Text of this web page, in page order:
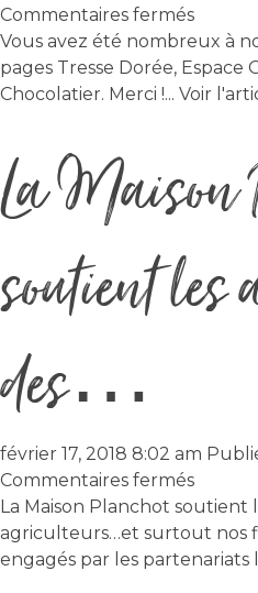
Commentaires ferméssur
Vous
avez
été
suivre
Vous avez été nombreux à
pages Tresse Dorée,
Chocolatier. Merci !... Voir
La Maison
soutient les
des…
février 17, 2018 8:02 am
Commentaires ferméssur
La
Maison
La Maison Planchot soutient
agriculteurs…et surtout nos
engagés par les partenariats